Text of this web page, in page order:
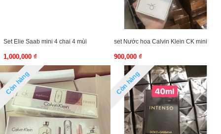
Set Elie Saab mini 4 chai 4 mùi
1,000,000 ₫
set Nước hoa Calvin Klein CK mini
900,000 ₫
Còn hàng Còn hàng